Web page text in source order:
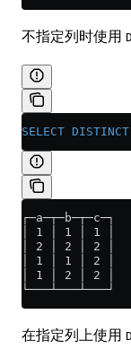
不指定列时使用
SELECT DISTINCT
┌─a─┬─b─┬─c─┐
│ 1 │ 1 │ 1 │
│ 2 │ 2 │ 2 │
│ 1 │ 1 │ 2 │
│ 1 │ 2 │ 2 │
└───┴───┴───┘
在指定列上使用